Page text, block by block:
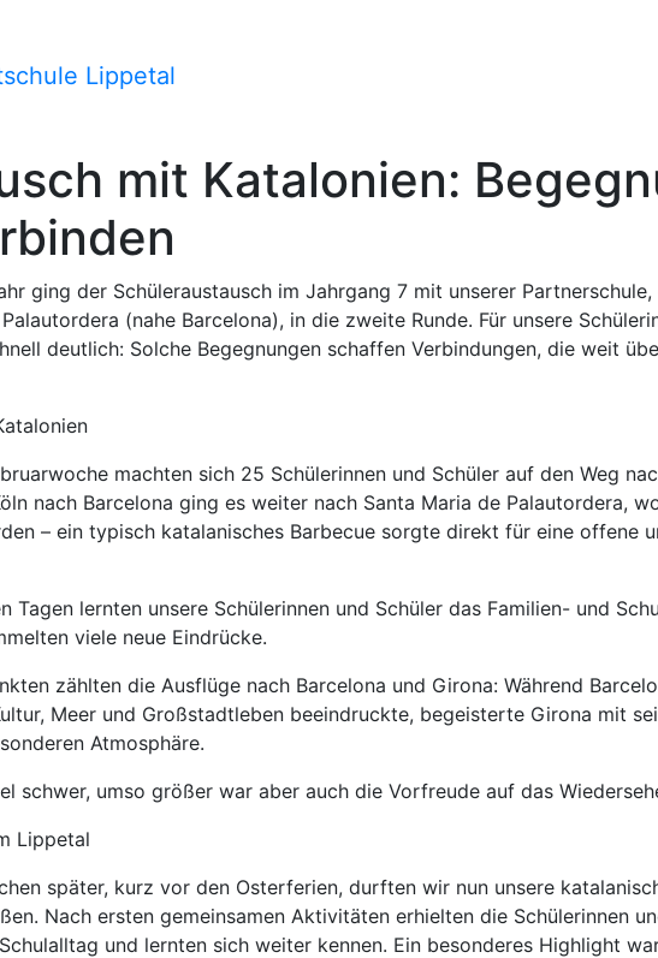
mit Katalonien:
ging der Schüleraustausch im Jahrgang 7 mit unserer Partnerschule,
(nahe Barcelona), in die zweite Runde. Für unsere
deutlich: Solche Begegnungen schaffen Verbindungen, die weit
machten sich 25 Schülerinnen und Schüler auf den Weg
nach Barcelona ging es weiter nach Santa Maria de Palautordera,
– ein typisch katalanisches Barbecue sorgte direkt für eine offene
Tagen lernten unsere Schülerinnen und Schüler das Familien- und
viele neue Eindrücke.
zählten die Ausflüge nach Barcelona und Girona: Während
Meer und Großstadtleben beeindruckte, begeisterte Girona mit
Atmosphäre.
schwer, umso größer war aber auch die Vorfreude auf das
Lippetal
später, kurz vor den Osterferien, durften wir nun unsere
Nach ersten gemeinsamen Aktivitäten erhielten die Schülerinnen
und lernten sich weiter kennen. Ein besonderes Highlight